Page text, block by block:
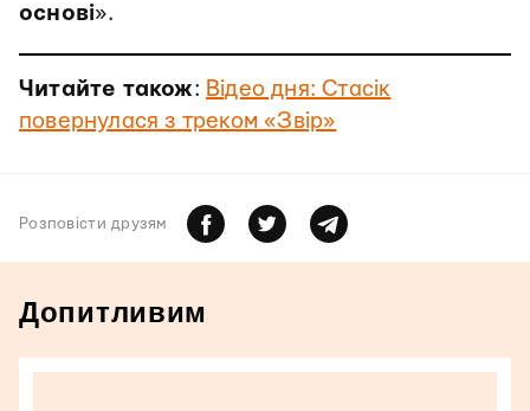
основі».
Читайте також: Відео дня: Стасік
повернулася з треком «Звір»
Розповiсти друзям
Допитливим